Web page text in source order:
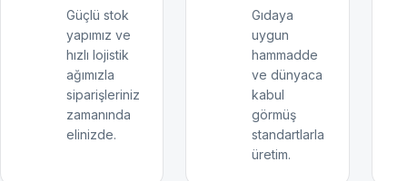
Güçlü stok
yapımız ve
hızlı lojistik
ağımızla
siparişleriniz
zamanında
elinizde.
Gıdaya
uygun
hammadde
ve dünyaca
kabul
görmüş
standartlarla
üretim.